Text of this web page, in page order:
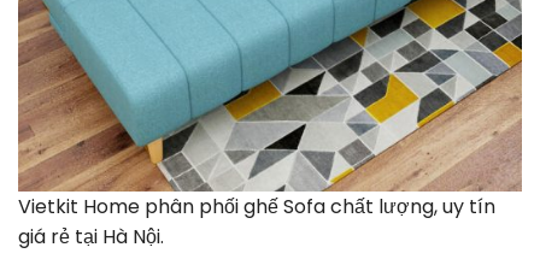
Vietkit Home phân phối ghế Sofa chất lượng, uy tín
giá rẻ tại Hà Nội.